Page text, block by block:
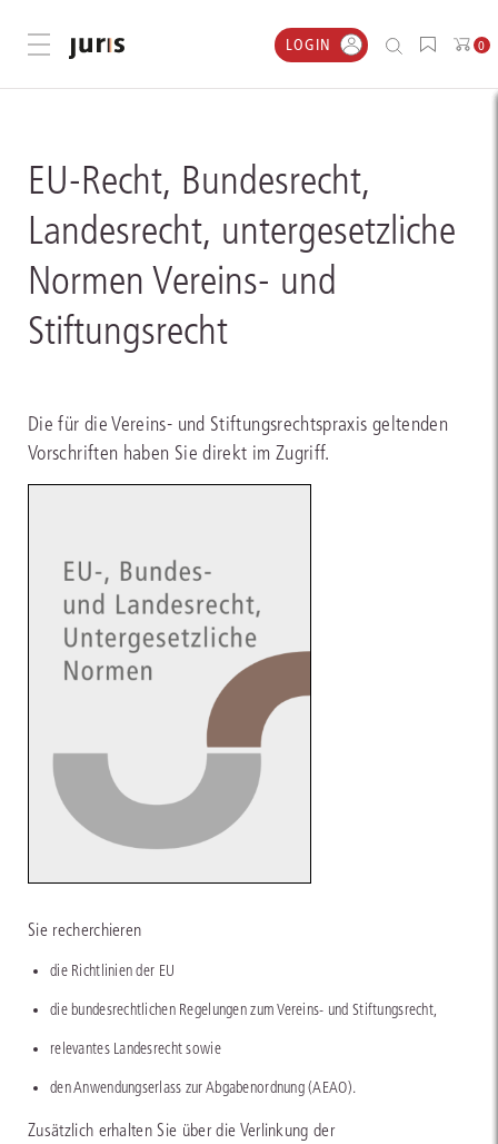
Menü öffnen LOGIN 0
EU-Recht, Bundesrecht,
Landesrecht, untergesetzliche
Normen Vereins- und
Stiftungsrecht
Die für die Vereins- und Stiftungsrechtspraxis geltenden
Vorschriften haben Sie direkt im Zugriff.
Sie recherchieren
die Richtlinien der EU
die bundesrechtlichen Regelungen zum Vereins- und Stiftungsrecht,
relevantes Landesrecht sowie
den Anwendungserlass zur Abgabenordnung (AEAO).
Zusätzlich erhalten Sie über die Verlinkung der